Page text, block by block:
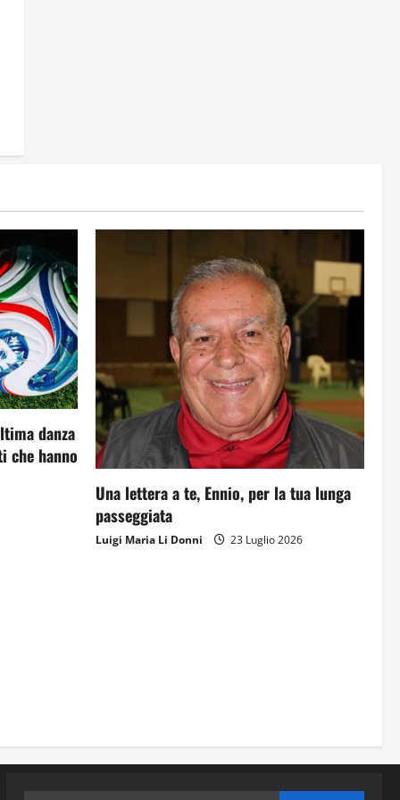
danza
che hanno
Una lettera a te, Ennio, per la tua lunga
passeggiata
Luigi Maria Li Donni 23 Luglio 2026